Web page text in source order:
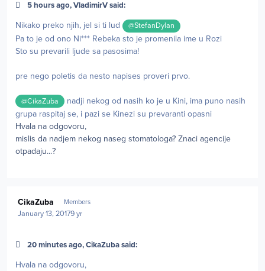
5 hours ago, VladimirV said:
Nikako preko njih, jel si ti lud @StefanDylan
Pa to je od ono Ni*** Rebeka sto je promenila ime u Rozi
Sto su prevarili ljude sa pasosima!
pre nego poletis da nesto napises proveri prvo.
@CikaZuba
nadji nekog od nasih ko je u Kini, ima puno nasih
grupa raspitaj se, i pazi se Kinezi su prevaranti opasni
Hvala na odgovoru,
mislis da nadjem nekog naseg stomatologa? Znaci agencije
otpadaju...?
CikaZuba Members
January 13, 20179 yr
20 minutes ago, CikaZuba said:
Hvala na odgovoru,